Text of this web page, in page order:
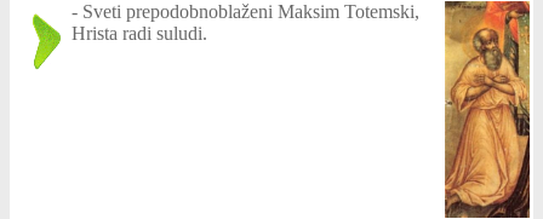
- Sveti prepodobnoblaženi Maksim Totemski,
Hrista radi suludi.